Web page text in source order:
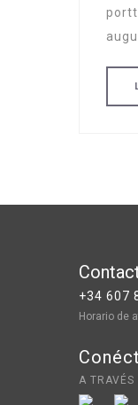
+34 607
Horario de
A TRAVÉS